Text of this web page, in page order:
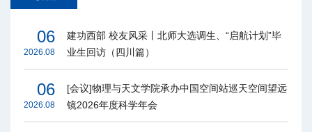
06
2026.08
建功西部 校友风采丨北师大选调生、“启航计划”毕
业生回访（四川篇）
06
2026.08
[会议]物理与天文学院承办中国空间站巡天空间望远
镜2026年度科学年会